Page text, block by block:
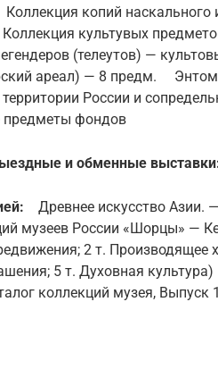
копий наскального
культувых
(телеутов) —
ареал) — 8 предм.
России и
предметы фондов
и обменные
Древнее искусство Азии.
музеев России «Шорцы» —
2 т. Производящее
5 т. Духовная
коллекций музея, Выпуск